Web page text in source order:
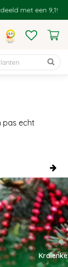
een 9,1!
pas echt